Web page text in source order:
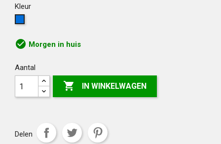
Kleur
check_circle Morgen in huis
Aantal
 IN WINKELWAGEN
Delen